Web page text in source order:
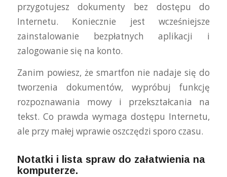
przygotujesz dokumenty bez dostępu do
Internetu. Koniecznie jest wcześniejsze
zainstalowanie bezpłatnych aplikacji i
zalogowanie się na konto.
Zanim powiesz, że smartfon nie nadaje się do
tworzenia dokumentów, wypróbuj funkcję
rozpoznawania mowy i przekształcania na
tekst. Co prawda wymaga dostępu Internetu,
ale przy małej wprawie oszczędzi sporo czasu.
Notatki i lista spraw do załatwienia na
komputerze.